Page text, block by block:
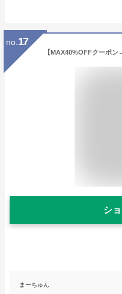
no. 17
シ
まーちゅん